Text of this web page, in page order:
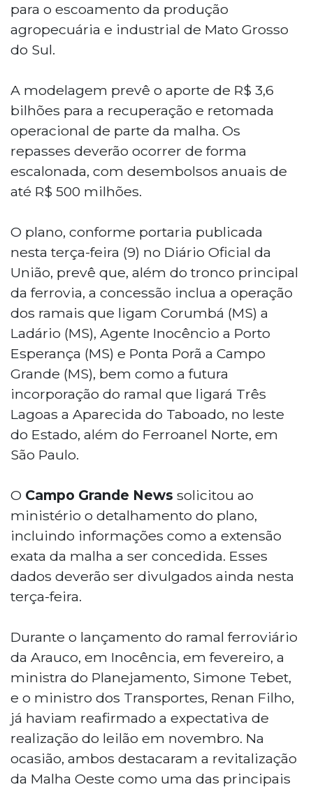
para o escoamento da produção
agropecuária e industrial de Mato Grosso
do Sul.
A modelagem prevê o aporte de R$ 3,6
bilhões para a recuperação e retomada
operacional de parte da malha. Os
repasses deverão ocorrer de forma
escalonada, com desembolsos anuais de
até R$ 500 milhões.
O plano, conforme portaria publicada
nesta terça-feira (9) no Diário Oficial da
União, prevê que, além do tronco principal
da ferrovia, a concessão inclua a operação
dos ramais que ligam Corumbá (MS) a
Ladário (MS), Agente Inocêncio a Porto
Esperança (MS) e Ponta Porã a Campo
Grande (MS), bem como a futura
incorporação do ramal que ligará Três
Lagoas a Aparecida do Taboado, no leste
do Estado, além do Ferroanel Norte, em
São Paulo.
O Campo Grande News solicitou ao
ministério o detalhamento do plano,
incluindo informações como a extensão
exata da malha a ser concedida. Esses
dados deverão ser divulgados ainda nesta
terça-feira.
Durante o lançamento do ramal ferroviário
da Arauco, em Inocência, em fevereiro, a
ministra do Planejamento, Simone Tebet,
e o ministro dos Transportes, Renan Filho,
já haviam reafirmado a expectativa de
realização do leilão em novembro. Na
ocasião, ambos destacaram a revitalização
da Malha Oeste como uma das principais